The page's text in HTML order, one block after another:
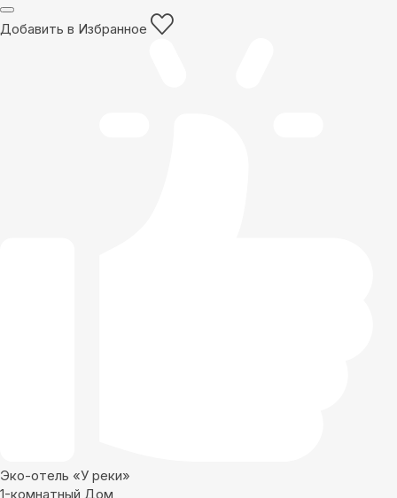
Добавить в Избранное
Эко-отель «У реки»
1-комнатный Дом